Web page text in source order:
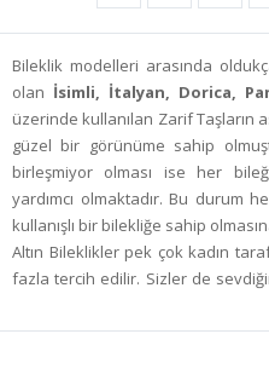
Bileklik modelleri arasında
olan İsimli, İtalyan, Dorica,
üzerinde kullanılan Zarif Taşların
güzel bir görünüme sahip
birleşmiyor olması ise her
yardımcı olmaktadır. Bu durum
kullanışlı bir bilekliğe sahip
Altın Bileklikler pek çok kadın
fazla tercih edilir. Sizler de
alabilirsiniz. Sizler deAltın